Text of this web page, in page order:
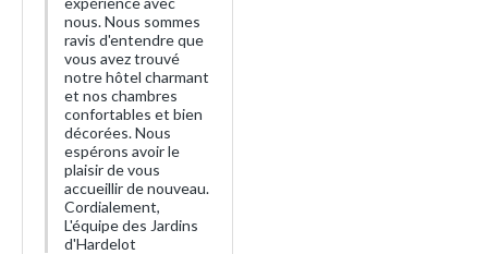
nous. Nous sommes
ravis d'entendre que
vous avez trouvé
notre hôtel charmant
et nos chambres
confortables et bien
décorées. Nous
espérons avoir le
plaisir de vous
accueillir de nouveau.
Cordialement,
L'équipe des Jardins
d'Hardelot